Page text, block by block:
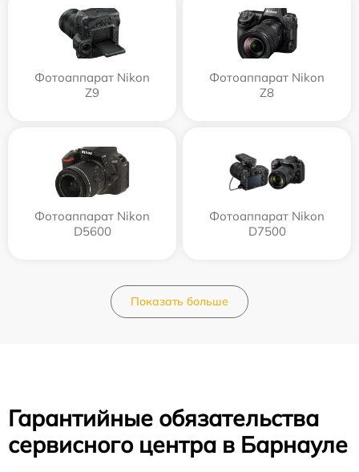
Фотоаппарат Nikon
Z9
Фотоаппарат Nikon
Z8
Фотоаппарат Nikon
D5600
Фотоаппарат Nikon
D7500
Показать больше
Гарантийные обязательства
сервисного центра в Барнауле